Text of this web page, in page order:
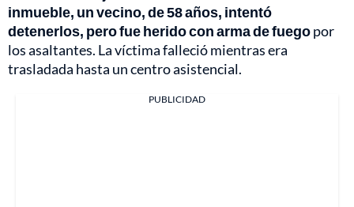
inmueble, un vecino, de 58 años, intentó
detenerlos, pero fue herido con arma de fuegopor
los asaltantes. La víctima falleció mientras era
trasladada hasta un centro asistencial.
PUBLICIDAD